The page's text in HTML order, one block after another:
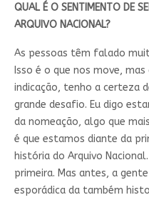
QUAL É O SENTIMENTO DE
ARQUIVO NACIONAL?
As pessoas têm falado
Isso é o que nos move,
indicação, tenho a certeza
grande desafio. Eu digo
da nomeação, algo que
é que estamos diante da
história do Arquivo
primeira. Mas antes, a
esporádica da também